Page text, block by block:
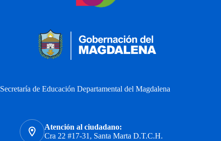
Secretaría de Educación Departamental del Magdalena
Atención al ciudadano:
Cra 22 #17-31, Santa Marta D.T.C.H.